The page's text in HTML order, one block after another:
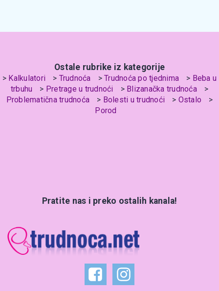
Ostale rubrike iz kategorije
Kalkulatori Trudnoća Trudnoća po tjednima
Beba u
trbuhu
Pretrage u trudnoći
Blizanačka trudnoća
Problematična trudnoća
Bolesti u trudnoći
Ostalo
Porod
Pratite nas i preko ostalih kanala!